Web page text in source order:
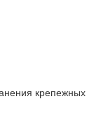
крепежных